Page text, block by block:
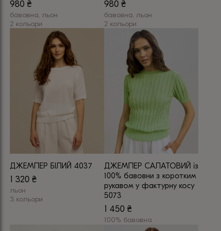
980 ₴
бавовна, льон
2 кольори
варіантів.
Параметри
можна
вибрати
сторінці
980 ₴
бавовна, льон
2 кольори
варіантів.
Параметри
можна
вибрати
сторінці
ДЖЕМПЕР БІЛИЙ 4037
1 320 ₴
льон
3 кольори
ДЖЕМПЕР САЛАТОВИЙ із
100% бавовни з коротким
рукавом у фактурну косу
5073
1 450 ₴
100% бавовна